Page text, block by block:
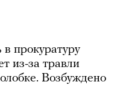
в прокуратуру
из-за травли
Возбуждено